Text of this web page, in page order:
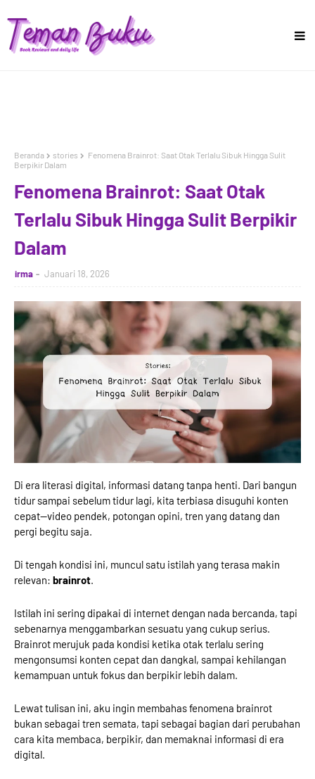
Beranda stories
Fenomena Brainrot: Saat Otak Terlalu Sibuk Hingga Sulit
Berpikir Dalam
Fenomena Brainrot: Saat Otak
Terlalu Sibuk Hingga Sulit Berpikir
Dalam
irma Januari 18, 2026
Di era literasi digital, informasi datang tanpa henti. Dari bangun
tidur sampai sebelum tidur lagi, kita terbiasa disuguhi konten
cepat—video pendek, potongan opini, tren yang datang dan
pergi begitu saja.
Di tengah kondisi ini, muncul satu istilah yang terasa makin
relevan: brainrot
Istilah ini sering dipakai di internet dengan nada bercanda, tapi
sebenarnya menggambarkan sesuatu yang cukup serius.
Brainrot merujuk pada kondisi ketika otak terlalu sering
mengonsumsi konten cepat dan dangkal, sampai kehilangan
kemampuan untuk fokus dan berpikir lebih dalam.
Lewat tulisan ini, aku ingin membahas fenomena brainrot
bukan sebagai tren semata, tapi sebagai bagian dari perubahan
cara kita membaca, berpikir, dan memaknai informasi di era
digital.